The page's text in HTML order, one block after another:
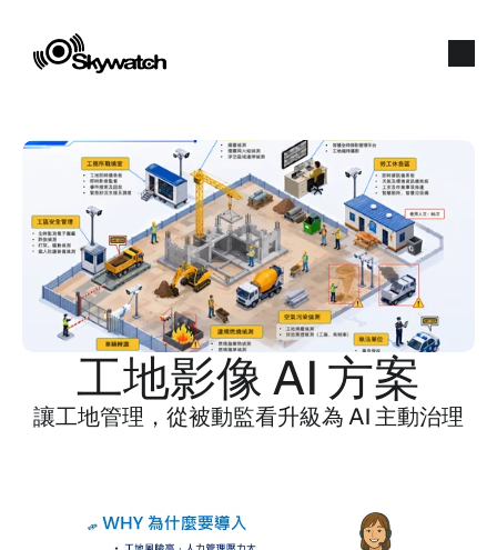
工地影像 AI 方案
讓工地管理，從被動監看升級為 AI 主動治理